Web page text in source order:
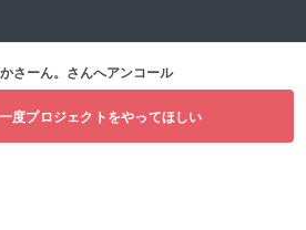
さーん。 さんへアンコール
度プロジェクトをやってほしい